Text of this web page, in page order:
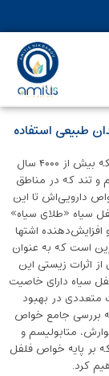
طبیعی استفاده
فلفل سیاه یکی از قدیمی‌‌ترین ادویه‌های جهان است که بیش از ۴۰۰۰ سال
و تند که در مناطق
دارویی‌اش تا این
سیاه «طلای سیاه»
اشتها
است که به ‌عنوان
اثرات زیستی این
سیاه دارای خاصیت
متعددی در بهبود
بررسی جامع خواص
متابولیسم و
بر پایه خواص فلفل
کرد.